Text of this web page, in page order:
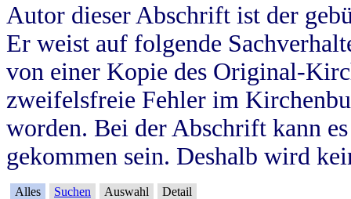
Autor dieser Abschrift ist der
Er weist auf folgende
von einer Kopie des Original-
zweifelsfreie Fehler im
worden. Bei der Abschrift kann
gekommen sein. Deshalb wird
Alles Suchen Auswahl Detail